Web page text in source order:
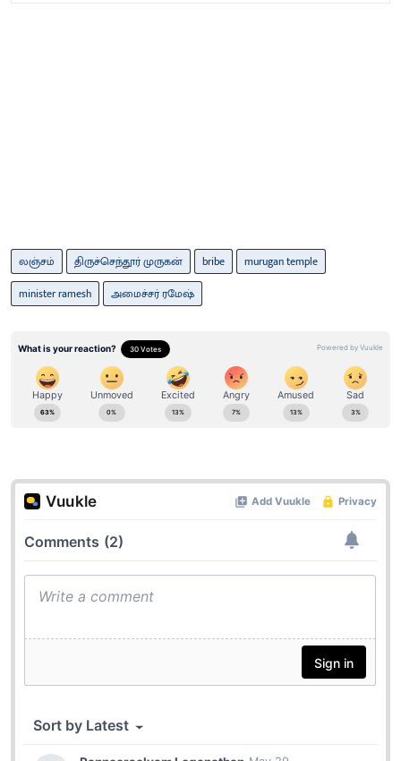
லஞ்சம் திருச்செந்தூர் முருகன் bribe
murugan temple
minister ramesh
அமைச்சர் ரமேஷ்